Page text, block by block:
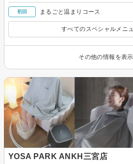
初回 まるごと温まりコース
すべてのスペシャルメニ
その他の情報を表示
YOSA PARK ANKH三宮店